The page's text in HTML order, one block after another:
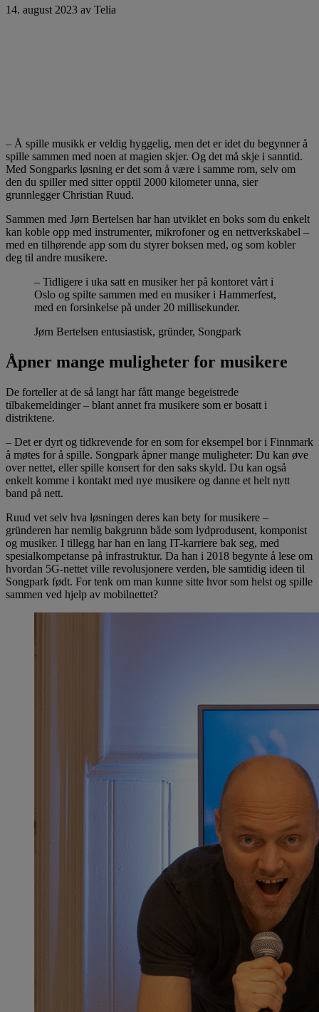
14. august 2023 av Telia
– Å spille musikk er veldig hyggelig, men det er idet du begynner å
spille sammen med noen at magien skjer. Og det må skje i sanntid.
Med Songparks løsning er det som å være i samme rom, selv om
den du spiller med sitter opptil 2000 kilometer unna, sier
grunnlegger Christian Ruud.
Sammen med Jørn Bertelsen har han utviklet en boks som du enkelt
kan koble opp med instrumenter, mikrofoner og en nettverkskabel –
med en tilhørende app som du styrer boksen med, og som kobler
deg til andre musikere.
– Tidligere i uka satt en musiker her på kontoret vårt i
Oslo og spilte sammen med en musiker i Hammerfest,
med en forsinkelse på under 20 millisekunder.
Jørn Bertelsen entusiastisk, gründer, Songpark
Åpner mange muligheter for musikere
De forteller at de så langt har fått mange begeistrede
tilbakemeldinger – blant annet fra musikere som er bosatt i
distriktene.
– Det er dyrt og tidkrevende for en som for eksempel bor i Finnmark
å møtes for å spille. Songpark åpner mange muligheter: Du kan øve
over nettet, eller spille konsert for den saks skyld. Du kan også
enkelt komme i kontakt med nye musikere og danne et helt nytt
band på nett.
Ruud vet selv hva løsningen deres kan bety for musikere –
gründeren har nemlig bakgrunn både som lydprodusent, komponist
og musiker. I tillegg har han en lang IT-karriere bak seg, med
spesialkompetanse på infrastruktur. Da han i 2018 begynte å lese om
hvordan 5G-nettet ville revolusjonere verden, ble samtidig ideen til
Songpark født. For tenk om man kunne sitte hvor som helst og spille
sammen ved hjelp av mobilnettet?